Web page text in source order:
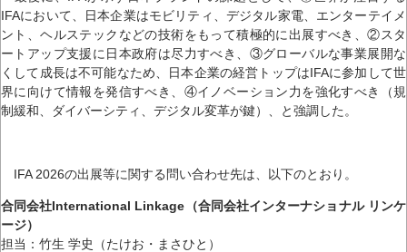
IFAにおいて、日本企業はモビリティ、デジタル家電、エンターテイメ
ント、ヘルステックなどの技術をもって積極的に出展すべき、②スタ
ートアップ支援に日本政府は尽力すべき、③グローバルな事業展開な
くして成長は不可能なため、日本企業の経営トップはIFAに参加して世
界に向けて情報を発信すべき、④イノベーション力を強化すべき（規
制緩和、ダイバーシティ、デジタル変革が鍵）、と強調した。
IFA 2026の出展等に関する問い合わせ先は、以下のとおり。
合同会社International Linkage（合同会社インターナショナル リンケ
ージ）
担当：竹生 学史（たけお・まさひと）